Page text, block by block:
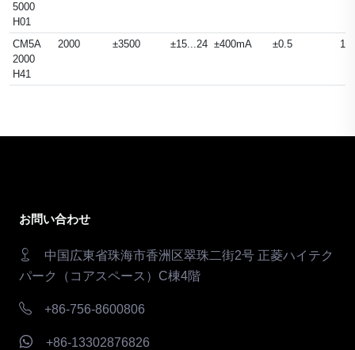
5000
H01
CM5A
2000
H41
2000 ±3500 ±15...24 ±400mA ±0.5
お問い合わせ
中国広東省珠海市香洲区翠珠二街2号 正菱ハイテク
パーク（コアスペース）C棟4階
+86-756-8600806
+86-13302876826